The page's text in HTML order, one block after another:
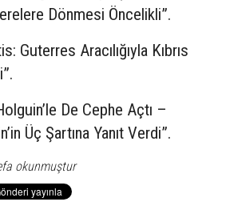
Dönmesi Öncelikli”.
Guterres Aracılığıyla Kıbrıs
De Cephe Açtı –
Üç Şartına Yanıt Verdi”.
okunmuştur